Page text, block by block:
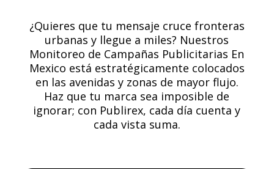
¿Quieres que tu mensaje cruce fronteras
urbanas y llegue a miles? Nuestros
Monitoreo de Campañas Publicitarias En
Mexico está estratégicamente colocados
en las avenidas y zonas de mayor flujo.
Haz que tu marca sea imposible de
ignorar; con Publirex, cada día cuenta y
cada vista suma.